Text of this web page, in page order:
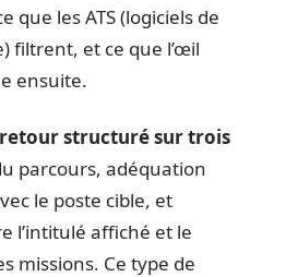
que les ATS (logiciels de
filtrent, et ce que l’œil
ensuite.
structuré sur trois
parcours, adéquation
le poste cible, et
l’intitulé affiché et le
missions. Ce type de